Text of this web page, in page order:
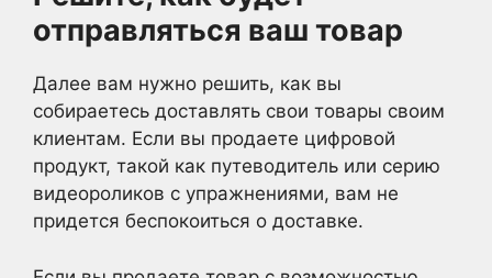
отправляться ваш товар
Далее вам нужно решить, как вы
собираетесь доставлять свои товары своим
клиентам. Если вы продаете цифровой
продукт, такой как путеводитель или серию
видеороликов с упражнениями, вам не
придется беспокоиться о доставке.